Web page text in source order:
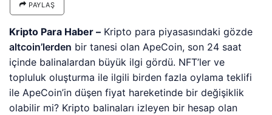
PAYLAŞ
Kripto Para Haber – Kripto para piyasasındaki gözde
altcoin’lerden bir tanesi olan ApeCoin, son 24 saat
içinde balinalardan büyük ilgi gördü. NFT’ler ve
topluluk oluşturma ile ilgili birden fazla oylama teklifi
ile ApeCoin’in düşen fiyat hareketinde bir değişiklik
olabilir mi? Kripto balinaları izleyen bir hesap olan